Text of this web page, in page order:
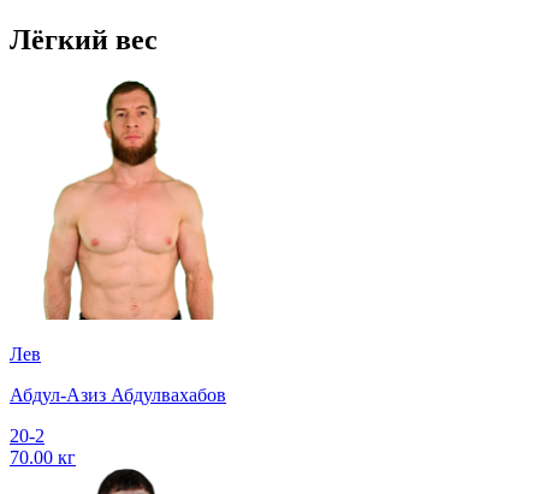
Лёгкий вес
Лев
Абдул-Азиз Абдулвахабов
20-2
70.00 кг